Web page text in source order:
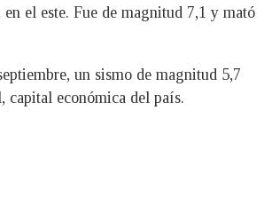
el este. Fue de magnitud 7,1 y mató
un sismo de magnitud 5,7
capital económica del país.